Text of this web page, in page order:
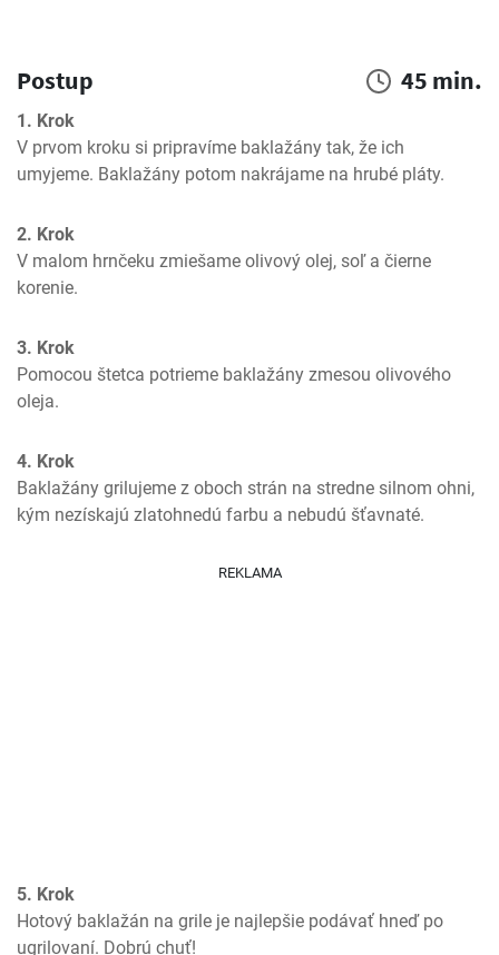
Postup 45 min.
1. Krok
V prvom kroku si pripravíme baklažány tak, že ich
umyjeme. Baklažány potom nakrájame na hrubé pláty.
2. Krok
V malom hrnčeku zmiešame olivový olej, soľ a čierne
korenie.
3. Krok
Pomocou štetca potrieme baklažány zmesou olivového
oleja.
4. Krok
Baklažány grilujeme z oboch strán na stredne silnom ohni,
kým nezískajú zlatohnedú farbu a nebudú šťavnaté.
REKLAMA
5. Krok
Hotový baklažán na grile je najlepšie podávať hneď po
ugrilovaní. Dobrú chuť!